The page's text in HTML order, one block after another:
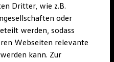
Dritter, wie z.B.
oder
werden, sodass
Webseiten relevante
kann. Zur